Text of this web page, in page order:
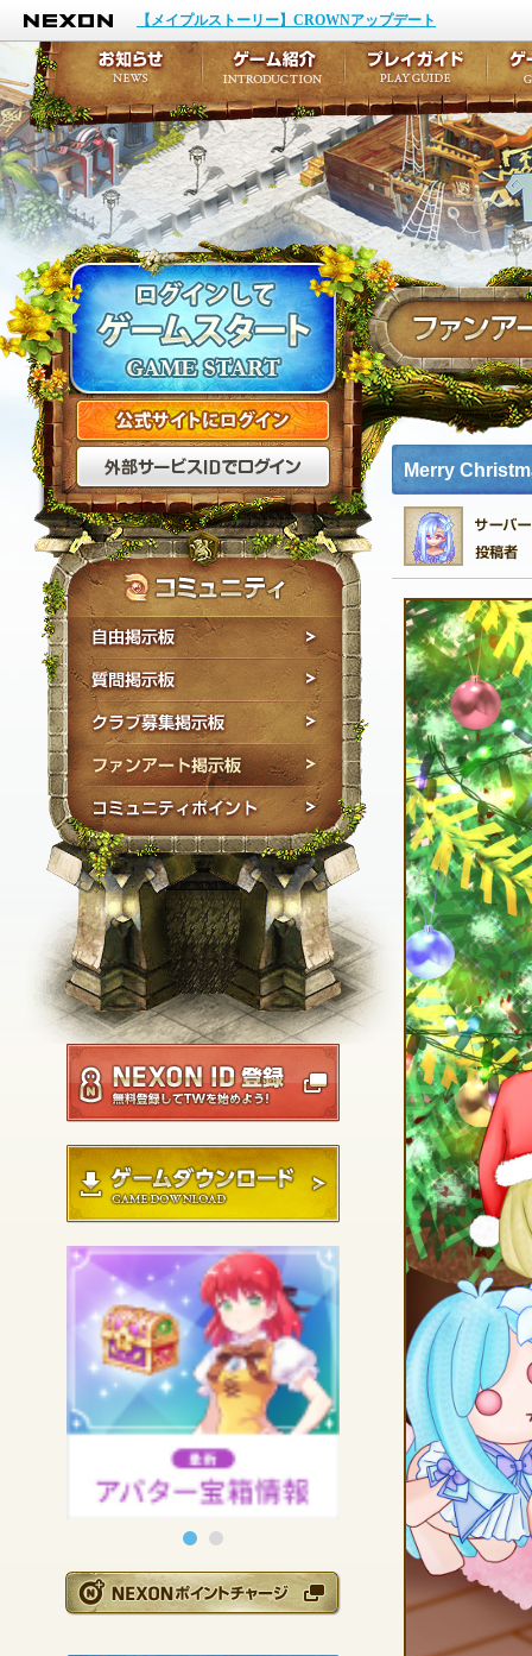
NEXON
【メイプルストーリー】CROWNアップデート
公式サイトにログイン
外部サービスIDでログ
自由掲示板
質問掲示板
クラブ募集掲示板
ファンアート掲示板
コミュニティポイン
NEXON ID登録
ゲームダウンロード
NEXONポイントチ
Merry
お知らせ
イベント
アップデート
メンテナンス
ゲーム紹介
キャラクター作成
テイルズ初級者講座
ここだけは知ってお